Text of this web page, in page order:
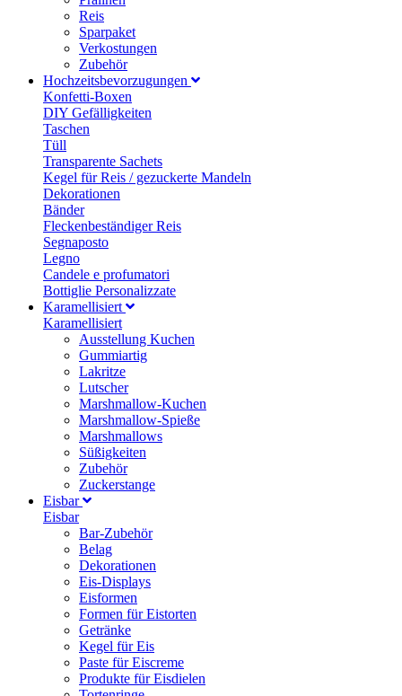
Reis
Sparpaket
Verkostungen
Zubehör
Hochzeitsbevorzugungen
Konfetti-Boxen
DIY Gefälligkeiten
Taschen
Tüll
Transparente Sachets
Kegel für Reis / gezuckerte Mandeln
Dekorationen
Bänder
Fleckenbeständiger Reis
Segnaposto
Legno
Candele e profumatori
Bottiglie Personalizzate
Karamellisiert
Karamellisiert
Ausstellung Kuchen
Gummiartig
Lakritze
Lutscher
Marshmallow-Kuchen
Marshmallow-Spieße
Marshmallows
Süßigkeiten
Zubehör
Zuckerstange
Eisbar
Eisbar
Bar-Zubehör
Belag
Dekorationen
Eis-Displays
Eisformen
Formen für Eistorten
Getränke
Kegel für Eis
Paste für Eiscreme
Produkte für Eisdielen